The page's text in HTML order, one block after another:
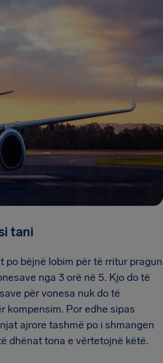
tani
po bëjnë lobim për të rritur pragun
nga 3 orë në 5. Kjo do të
për vonesa nuk do të
kompensim. Por edhe sipas
ajrore tashmë po i shmangen
dhënat tona e vërtetojnë këtë.